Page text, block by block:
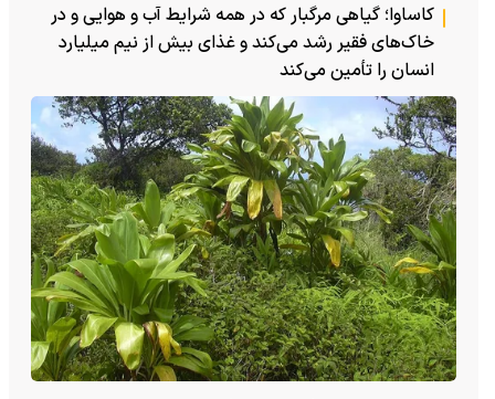
کاساوا؛ گیاهی مرگبار که در همه شرایط آب و هوایی و در
خاک‌های فقیر رشد می‌کند و غذای بیش از نیم میلیارد
انسان را تأمین می‌کند